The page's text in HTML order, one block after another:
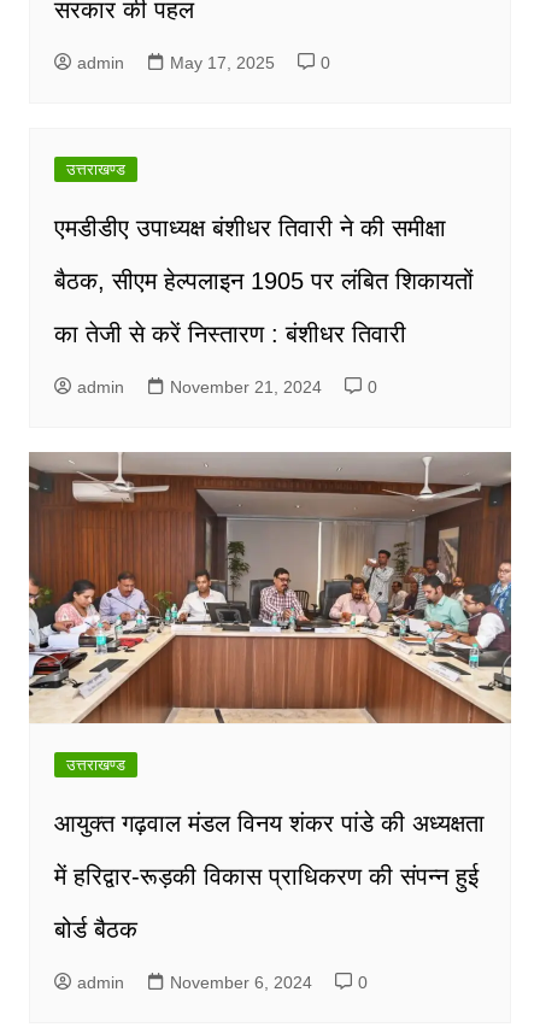
सरकार की पहल
admin May 17, 2025 0
उत्तराखण्ड
एमडीडीए उपाध्यक्ष बंशीधर तिवारी ने की समीक्षा
बैठक, सीएम हेल्पलाइन 1905 पर लंबित शिकायतों
का तेजी से करें निस्तारण : बंशीधर तिवारी
admin November 21, 2024 0
उत्तराखण्ड
आयुक्त गढ़वाल मंडल विनय शंकर पांडे की अध्यक्षता
में हरिद्वार-रूड़की विकास प्राधिकरण की संपन्न हुई
बोर्ड बैठक
admin November 6, 2024 0